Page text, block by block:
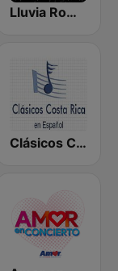
Lluvia Romántica
Clásicos Costa Rica Español